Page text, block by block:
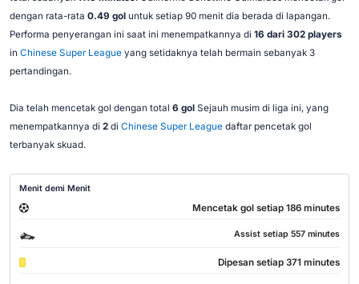
dengan rata-rata 0.49 goluntuk setiap 90 menit dia berada di lapangan.
Performa penyerangan ini saat ini menempatkannya di 16 dari 302 players
in Chinese Super Leagueyang setidaknya telah bermain sebanyak 3
pertandingan.
Dia telah mencetak gol dengan total 6 golSejauh musim di liga ini, yang
menempatkannya di 2di Chinese Super Leaguedaftar pencetak gol
terbanyak skuad.
Menit demi Menit
Mencetak gol setiap 186 minutes
Assist setiap 557 minutes
Dipesan setiap 371 minutes